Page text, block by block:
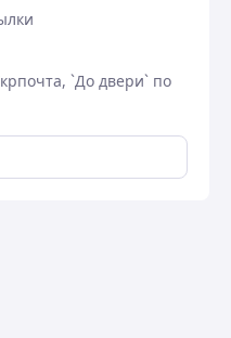
`До двери` по